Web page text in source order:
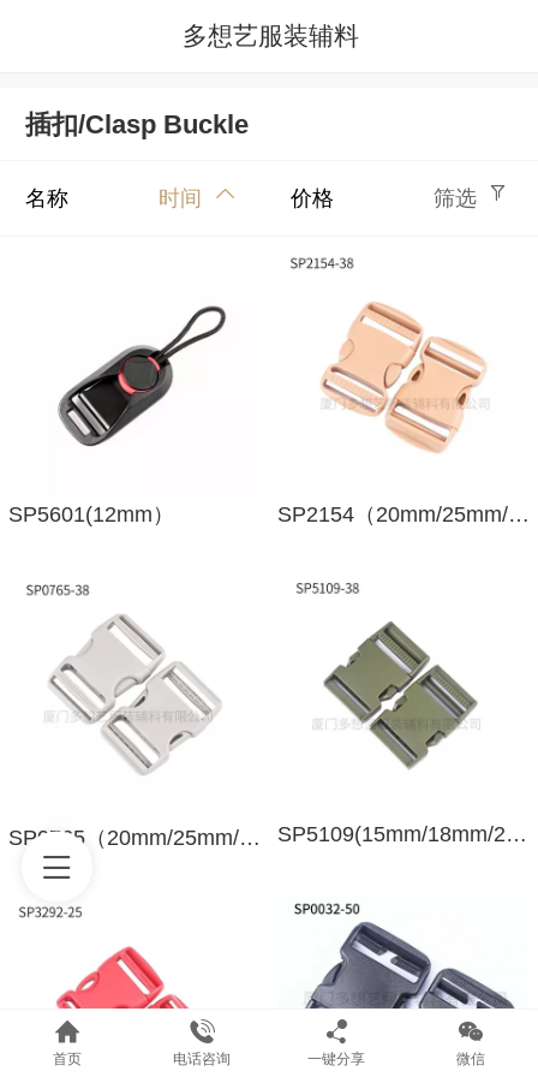
多想艺服装辅料
插扣/Clasp Buckle
名称 时间 价格 筛选
SP5601(12mm） SP2154（20mm/25mm/32mm/38mm/50mm）
SP0765（20mm/25mm/32mm/38mm） SP5109(15mm/18mm/20mm/25mm/31mm/38mm/50mm)
首页 电话咨询 一键分享 微信